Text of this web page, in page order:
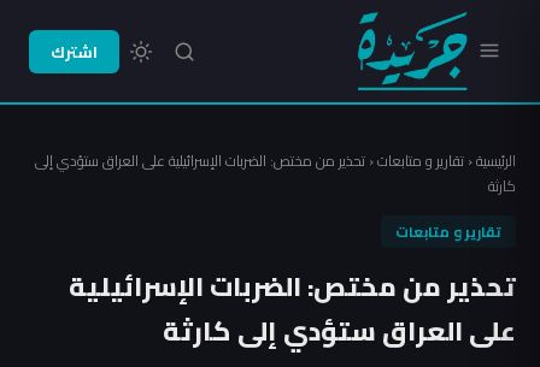
اشترك
الرئيسية‹تقارير و متابعات‹تحذير من مختص: الضربات الإسرائيلية على العراق ستؤدي إلى
كارثة
تقارير و متابعات
تحذير من مختص: الضربات الإسرائيلية
على العراق ستؤدي إلى كارثة